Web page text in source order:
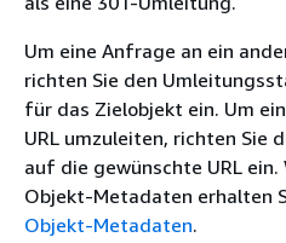
Um eine Anfrage an ein
richten Sie den
für das Zielobjekt ein. Um
URL umzuleiten, richten Sie
auf die gewünschte URL
Objekt-Metadaten erhalten
Objekt-Metadaten.